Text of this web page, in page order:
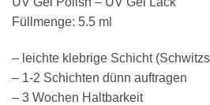
Füllmenge: 5.5 ml
– leichte klebrige Schicht
– 1-2 Schichten dünn auftragen
– 3 Wochen Haltbarkeit